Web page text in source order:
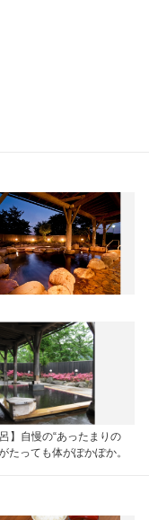
】自慢の“あったまりの
たっても体がぽかぽか。